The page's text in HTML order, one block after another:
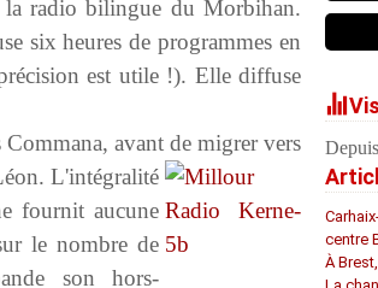
la radio bilingue du Morbihan.
six heures de programmes en
est utile !). Elle diffuse
avant de migrer vers
L'intégralité
fournit aucune
le nombre de
son hors-
centre
À